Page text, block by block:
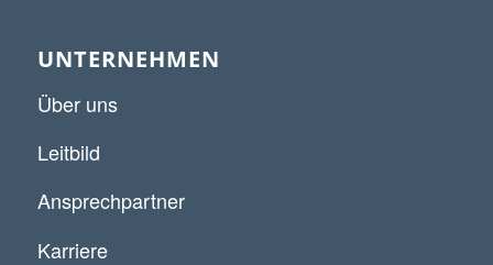
UNTERNEHMEN
Über uns
Leitbild
Ansprechpartner
Karriere